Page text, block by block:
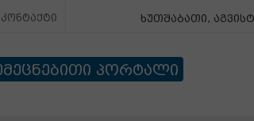
კონტაქტი ხუთშაბათი,
პორტალი